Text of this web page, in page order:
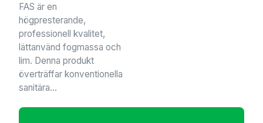
FAS är en
högpresterande,
professionell kvalitet,
lättanvänd fogmassa och
lim. Denna produkt
överträffar konventionella
sanitära...